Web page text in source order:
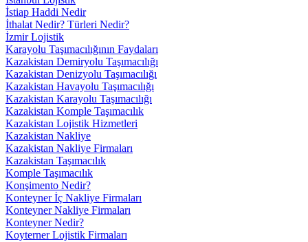
İstiap Haddi Nedir
İthalat Nedir? Türleri Nedir?
İzmir Lojistik
Karayolu Taşımacılığının Faydaları
Kazakistan Demiryolu Taşımacılığı
Kazakistan Denizyolu Taşımacılığı
Kazakistan Havayolu Taşımacılığı
Kazakistan Karayolu Taşımacılığı
Kazakistan Komple Taşımacılık
Kazakistan Lojistik Hizmetleri
Kazakistan Nakliye
Kazakistan Nakliye Firmaları
Kazakistan Taşımacılık
Komple Taşımacılık
Konşimento Nedir?
Konteyner İç Nakliye Firmaları
Konteyner Nakliye Firmaları
Konteyner Nedir?
Koyterner Lojistik Firmaları